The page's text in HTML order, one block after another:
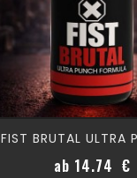
ab 14.74 €